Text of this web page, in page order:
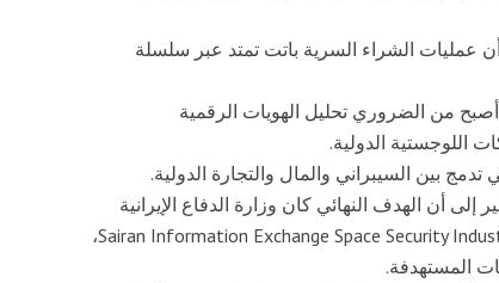
الشراء السرية باتت تمتد عبر سلسلة
من الضروري تحليل الهويات الرقمية
اللوجستية الدولية.
بين السيبراني والمال والتجارة الدولية.
أن الهدف النهائي كان وزارة الدفاع الإيرانية
وبعض الشركات التابعة لها ومن بينها شركة Sairan Information Exchange Space Security Industries Company،
المستهدفة.